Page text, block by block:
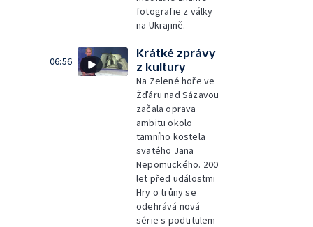
fotografie z války
na Ukrajině.
06:56
Krátké zprávy
z kultury
Na Zelené hoře ve
Žďáru nad Sázavou
začala oprava
ambitu okolo
tamního kostela
svatého Jana
Nepomuckého. 200
let před událostmi
Hry o trůny se
odehrává nová
série s podtitulem